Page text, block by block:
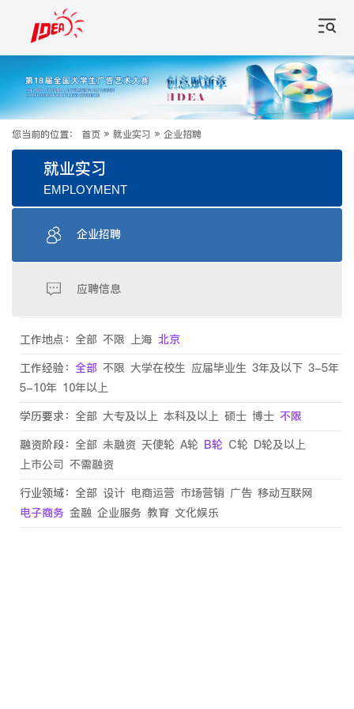
您当前的位置： 首页 » 就业实习 » 企业招聘
就业实习
EMPLOYMENT
企业招聘
应聘信息
工作地点： 全部 不限 上海 北京
工作经验： 全部 不限 大学在校生 应届毕业生 3年及以下 3-5年
5-10年 10年以上
学历要求： 全部 大专及以上 本科及以上 硕士 博士 不限
融资阶段： 全部 未融资 天使轮 A轮 B轮 C轮 D轮及以上
上市公司 不需融资
行业领域： 全部 设计 电商运营 市场营销 广告 移动互联网
电子商务 金融 企业服务 教育 文化娱乐